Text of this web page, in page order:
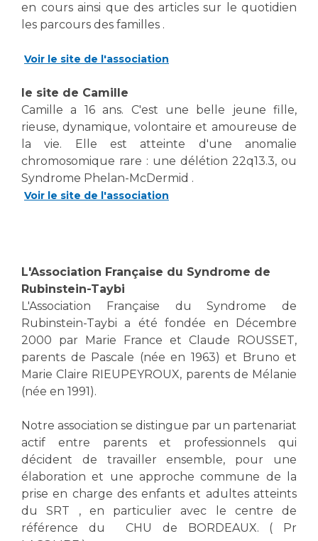
en cours ainsi que des articles sur le quotidien
les parcours des familles .
Voir le site de l'association
le site de Camille
Camille a 16 ans. C'est une belle jeune fille,
rieuse, dynamique, volontaire et amoureuse de
la vie. Elle est atteinte d'une anomalie
chromosomique rare : une délétion 22q13.3, ou
Syndrome Phelan-McDermid .
Voir le site de l'association
L'Association Française du Syndrome de
Rubinstein-Taybi
L'Association Française du Syndrome de
Rubinstein-Taybi a été fondée en Décembre
2000 par Marie France et Claude ROUSSET,
parents de Pascale (née en 1963) et Bruno et
Marie Claire RIEUPEYROUX, parents de Mélanie
(née en 1991).
Notre association se distingue par un partenariat
actif entre parents et professionnels qui
décident de travailler ensemble, pour une
élaboration et une approche commune de la
prise en charge des enfants et adultes atteints
du SRT , en particulier avec le centre de
référence du CHU de BORDEAUX. ( Pr